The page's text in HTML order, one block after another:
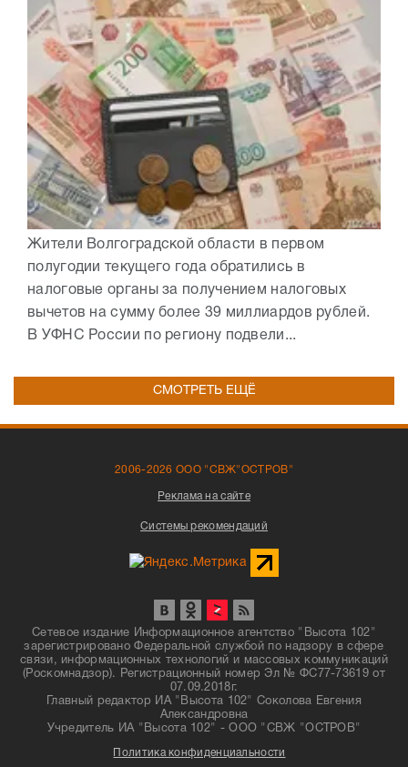
Жители Волгоградской области в первом
полугодии текущего года обратились в
налоговые органы за получением налоговых
вычетов на сумму более 39 миллиардов рублей.
В УФНС России по региону подвели...
СМОТРЕТЬ ЕЩЁ
2006-2026 ООО "СВЖ"ОСТРОВ"
Реклама на сайте
Системы рекомендаций
Сетевое издание Информационное агентство "Высота 102"
зарегистрировано Федеральной службой по надзору в сфере
связи, информационных технологий и массовых коммуникаций
(Роскомнадзор). Регистрационный номер Эл № ФС77-73619 от
07.09.2018г.
Главный редактор ИА "Высота 102" Соколова Евгения
Александровна
Учредитель ИА "Высота 102" - ООО "СВЖ "ОСТРОВ"
Политика конфиденциальности